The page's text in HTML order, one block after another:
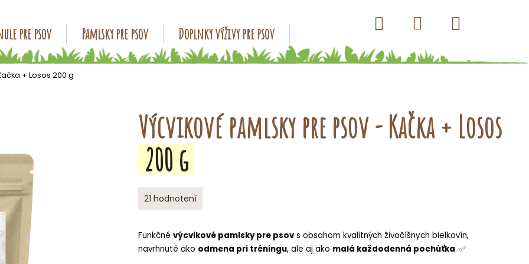
pre psov Pamlsky pre psov Doplnky výživy pre psov Konzervy pre psov Kapsičky pre psov
Hľadať Prihlásenie
košík
+ Losos 200 g
Priemerné
hodnotenie
je
4,8
z
21 hodnotení
Výcvikové pamlsky pre psov - Kačka + Losos
200 g
Funkčné výcvikové pamlsky pre psov s obsahom kvalitných živočíšnych bielkovín,
navrhnuté ako odmena pri tréningu, ale aj ako malá každodenná pochúťka. ✅
Čo potrebujete nájsť?